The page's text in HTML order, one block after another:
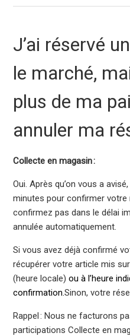
J’ai réservé
le marché,
plus de ma
annuler ma
Collecte en magasin :
Oui. Après qu’on vous a
minutes pour confirmer votre
confirmez pas dans le délai
annulée automatiquement.
Si vous avez déjà confirmé
récupérer votre article mis
(heure locale)ou à l’heure
confirmation.Sinon, votre
Rappel : Nous ne facturons
participations Collecte en